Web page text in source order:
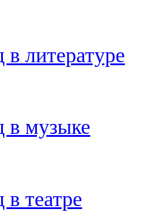
в литературе
в музыке
в театре